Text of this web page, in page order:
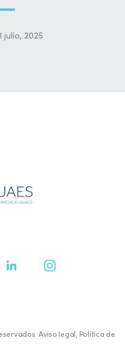
julio, 2025
Aviso legal Política de